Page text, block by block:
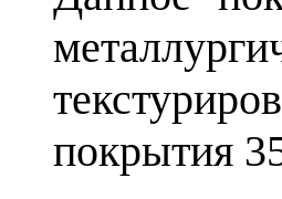
покрытия